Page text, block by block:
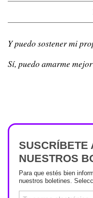
Y puedo sostener mi
Sí, puedo amarme
SUSCRÍBETE
NUESTROS
Para que estés bien
nuestros boletines.